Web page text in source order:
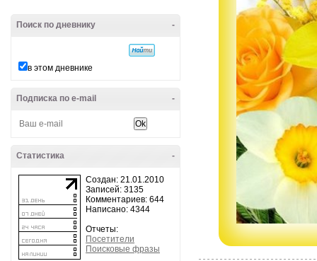
-
Поиск по дневнику
в этом дневнике
-
Подписка по e-mail
-
Статистика
Создан: 21.01.2010
Записей: 3135
Комментариев: 644
Написано: 4344
Отчеты:
Посетители
Поисковые фразы